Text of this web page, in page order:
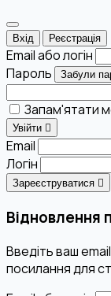
Вхід Реєстрація
Email або логін
Пароль
Забули
Запам'ятати
Увійти
Email
Логін
Зареєструватися
Відновлення
Введіть ваш
посилання для